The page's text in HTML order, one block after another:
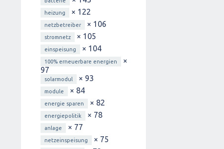
heizung × 122
netzbetreiber × 106
stromnetz × 105
einspeisung × 104
100% erneuerbare energien
×
97
solarmodul × 93
module × 84
energie sparen × 82
energiepolitik × 78
anlage × 77
netzeinspeisung
× 75